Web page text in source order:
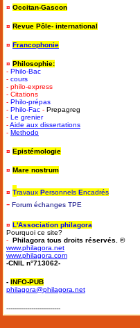
¤ Occitan-Gascon
¤ Revue Pôle- international
¤ Francophonie
¤ Philosophie:
- Philo-Bac
- cours
- philo-express
- Citations
- Philo-prépas
- Philo-Fac - Prepagreg
- Le grenier
-Aide aux dissertations
- Methodo
¤ Epistémologie
¤ Mare nostrum
¤ Travaux Personnels Encadrés
- Forum échanges TPE
¤ L'Association philagora
Pourquoi ce site?
- Philagora tous droits réservés. ©
www.philagora.net
www.philagora.com
-CNIL n°713062-
- INFO-PUB
philagora@philagora.net
--------------------------